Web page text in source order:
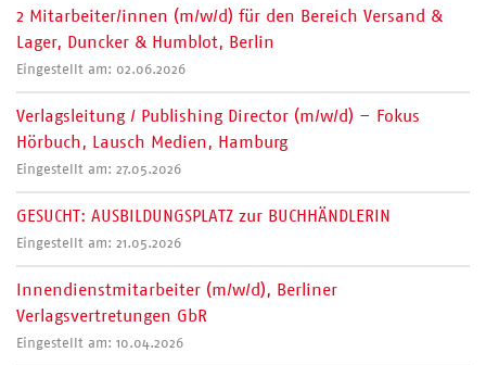
2 Mitarbeiter/innen (m/w/d) für den Bereich Versand &
Lager, Duncker & Humblot, Berlin
Eingestellt am: 02.06.2026
Verlagsleitung / Publishing Director (m/w/d) – Fokus
Hörbuch, Lausch Medien, Hamburg
Eingestellt am: 27.05.2026
GESUCHT: AUSBILDUNGSPLATZ zur BUCHHÄNDLERIN
Eingestellt am: 21.05.2026
Innendienstmitarbeiter (m/w/d), Berliner
Verlagsvertretungen GbR
Eingestellt am: 10.04.2026